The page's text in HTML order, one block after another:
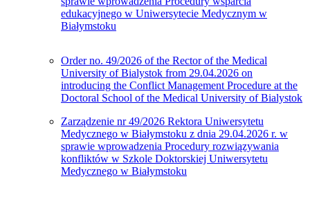
edukacyjnego w Uniwersytecie Medycznym w
Białymstoku
Order no. 49/2026 of the Rector of the Medical
University of Bialystok from 29.04.2026 on
introducing the Conflict Management Procedure at the
Doctoral School of the Medical University of Bialystok
Zarządzenie nr 49/2026 Rektora Uniwersytetu
Medycznego w Białymstoku z dnia 29.04.2026 r. w
sprawie wprowadzenia Procedury rozwiązywania
konfliktów w Szkole Doktorskiej Uniwersytetu
Medycznego w Białymstoku